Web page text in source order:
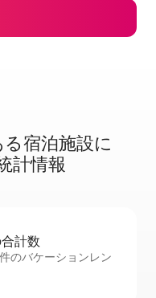
宿⁠泊⁠施⁠設⁠に
計⁠情⁠報
計⁠数
のバケーションレン